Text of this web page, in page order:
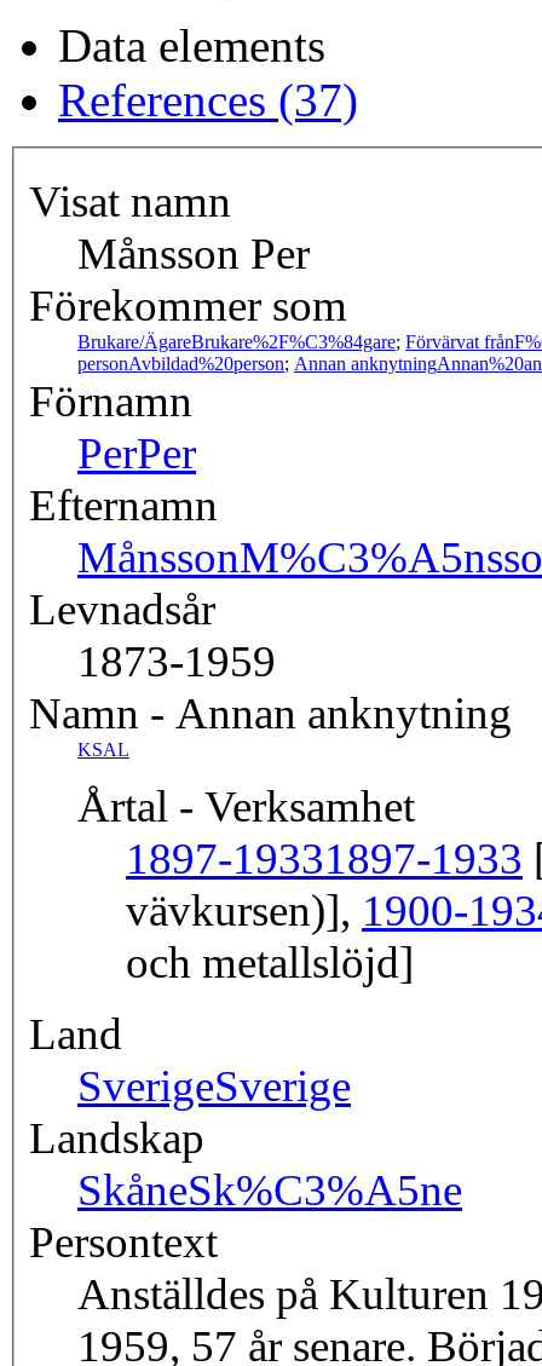
Data elements
References (37)
Visat namn
Månsson Per
Förekommer som
Brukare/ÄgareBrukare%2F%C3%84gare; Förvärvat från
personAvbildad%20person; Annan anknytning
Förnamn
PerPer
Efternamn
Månsson
Levnadsår
1873-1959
Namn - Annan anknytning
KSAL
Årtal - Verksamhet
1897-19331897-1933
vävkursen)], 1900-
och metallslöjd]
Land
SverigeSverige
Landskap
SkåneSk%C3%A5ne
Persontext
Anställdes på Kulturen
1959, 57 år senare.